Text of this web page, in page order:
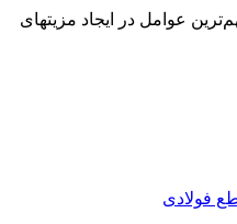
عوامل در ایجاد مزیتهای